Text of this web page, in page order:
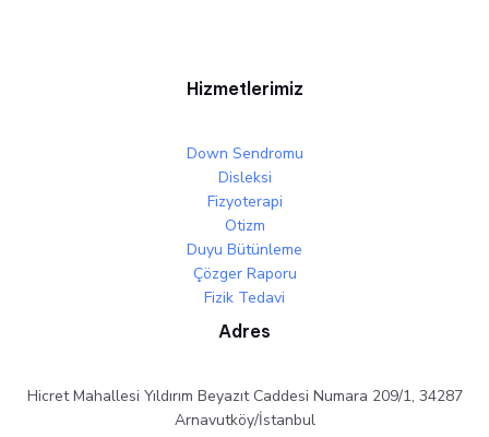
Hizmetlerimiz
Down Sendromu
Disleksi
Fizyoterapi
Otizm
Duyu Bütünleme
Çözger Raporu
Fizik Tedavi
Adres
Hicret Mahallesi Yıldırım Beyazıt Caddesi Numara 209/1, 34287
Arnavutköy/İstanbul